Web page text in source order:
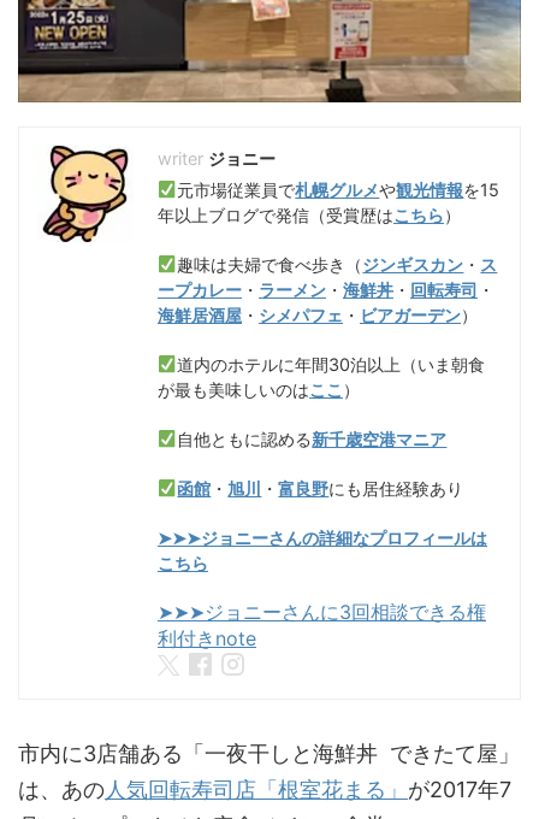
ジョニー
元市場従業員で札幌グルメや観光情報を15
年以上ブログで発信（受賞歴はこちら）
趣味は夫婦で食べ歩き（ジンギスカン ・ ス
ープカレー ・ ラーメン ・ 海鮮丼 ・ 回転寿司 ・
海鮮居酒屋 ・ シメパフェ ・ ビアガーデン）
道内のホテルに年間30泊以上（いま朝食
が最も美味しいのはここ ）
自他ともに認める新千歳空港マニア
函館 ・旭川 ・富良野にも居住経験あり
➤➤➤ジョニーさんの詳細なプロフィールは
こちら
➤➤➤ジョニーさんに3回相談できる権
利付きnote
市内に3店舗ある「一夜干しと海鮮丼 できたて屋」
は、あの人気回転寿司店「根室花まる」 が2017年7